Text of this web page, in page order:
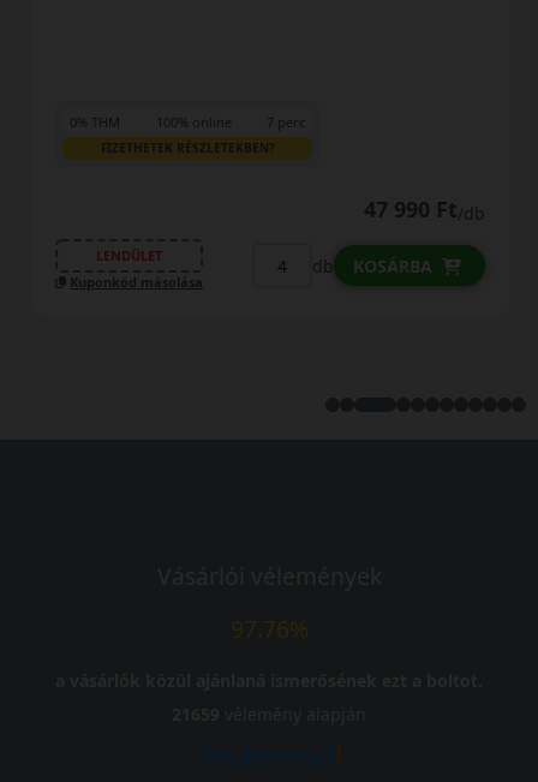
0% THM 100% online 7 perc
FIZETHETEK RÉSZLETEKBEN?
47 990 Ft/db
LENDÜLET
Kuponkód másolása
db KOSÁRBA